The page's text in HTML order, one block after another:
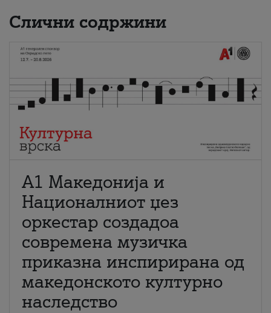
Слични содржини
А1 Македонија и
Националниот џез
оркестар создадоа
современа музичка
приказна инспирирана од
македонското културно
наследство